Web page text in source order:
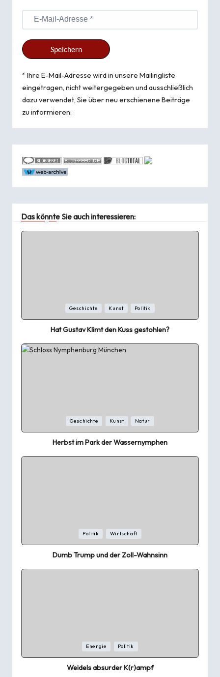
* Ihre E-Mail-Adresse wird in unsere Mailingliste
eingetragen, nicht weitergegeben und ausschließlich
dazu verwendet, Sie über neu erschienene Beiträge
zu informieren.
Das könnte Sie auch interessieren:
in
Geschichte Kunst Politik
Hat Gustav Klimt den Kuss gestohlen?
in
Geschichte Kunst Natur
Herbst im Park der Wassernymphen
in
Politik Wirtschaft
Dumb Trump und der Zoll-Wahnsinn
in
Energie Politik
Weidels absurder K(r)ampf